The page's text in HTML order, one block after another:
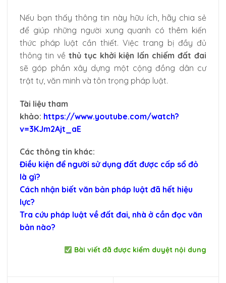
Nếu bạn thấy thông tin này hữu ích, hãy chia sẻ
để giúp những người xung quanh có thêm kiến
thức pháp luật cần thiết. Việc trang bị đầy đủ
thông tin về thủ tục khởi kiện lấn chiếm đất đai
sẽ góp phần xây dựng một cộng đồng dân cư
trật tự, văn minh và tôn trọng pháp luật.
Tài liệu tham
khảo: https://www.youtube.com/watch?
v=3KJm2Ajt_aE
Các thông tin khác:
Điều kiện để người sử dụng đất được cấp sổ đỏ
là gì?
Cách nhận biết văn bản pháp luật đã hết hiệu
lực?
Tra cứu pháp luật về đất đai, nhà ở cần đọc văn
bản nào?
Bài viết đã được kiểm duyệt nội dung